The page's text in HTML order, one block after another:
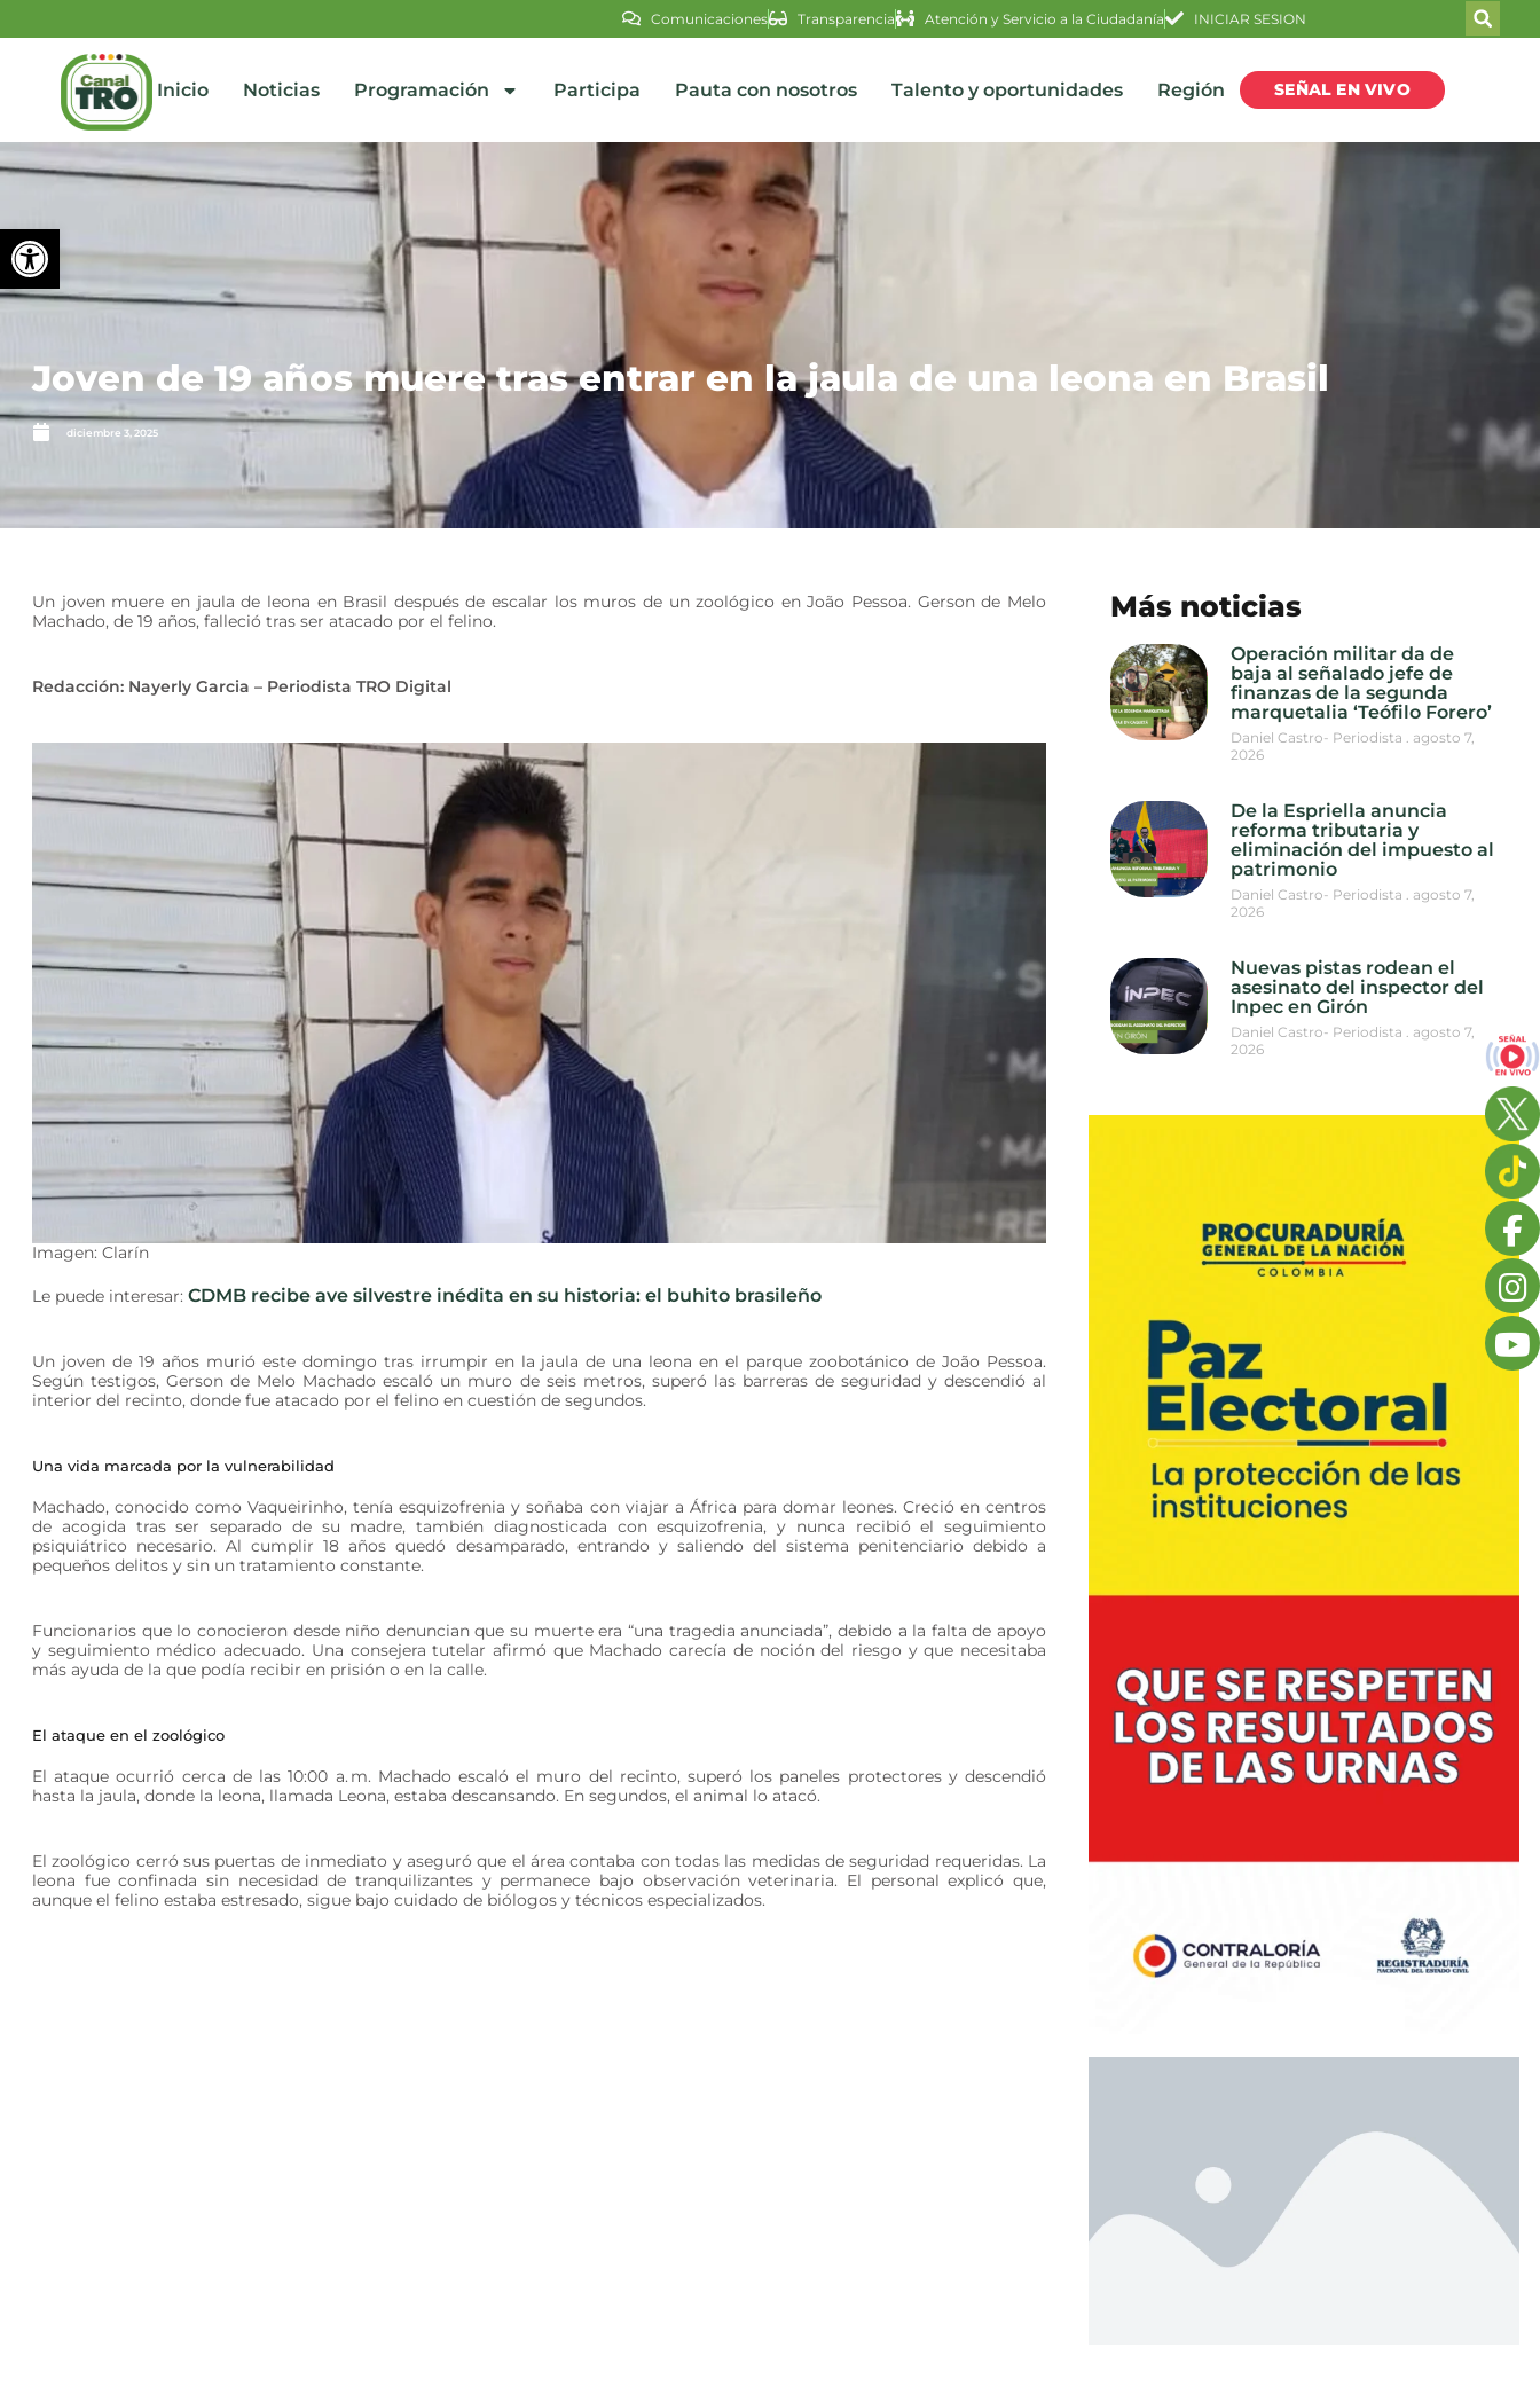
Abrir barra de herramientas
Comunicaciones Transparencia Atención y Servicio a la Ciudadanía INICIAR SESION
Inicio Noticias Programación Participa Pauta con nosotros Talento y oportunidades Región SEÑAL EN VIVO
Joven de 19 años muere tras entrar en la jaula de una leona en Brasil
diciembre 3, 2025
Un joven muere en jaula de leona en Brasil después de escalar los muros de un zoológico en João Pessoa. Gerson de Melo
Machado, de 19 años, falleció tras ser atacado por el felino.
Redacción: Nayerly Garcia – Periodista TRO Digital
Imagen: Clarín
Le puede interesar: CDMB recibe ave silvestre inédita en su historia: el buhito brasileño
Un joven de 19 años murió este domingo tras irrumpir en la jaula de una leona en el parque zoobotánico de João Pessoa.
Según testigos, Gerson de Melo Machado escaló un muro de seis metros, superó las barreras de seguridad y descendió al
interior del recinto, donde fue atacado por el felino en cuestión de segundos.
Una vida marcada por la vulnerabilidad
Machado, conocido como Vaqueirinho, tenía esquizofrenia y soñaba con viajar a África para domar leones. Creció en centros
de acogida tras ser separado de su madre, también diagnosticada con esquizofrenia, y nunca recibió el seguimiento
psiquiátrico necesario. Al cumplir 18 años quedó desamparado, entrando y saliendo del sistema penitenciario debido a
pequeños delitos y sin un tratamiento constante.
Funcionarios que lo conocieron desde niño denuncian que su muerte era “una tragedia anunciada”, debido a la falta de apoyo
y seguimiento médico adecuado. Una consejera tutelar afirmó que Machado carecía de noción del riesgo y que necesitaba
más ayuda de la que podía recibir en prisión o en la calle.
El ataque en el zoológico
El ataque ocurrió cerca de las 10:00 a. m. Machado escaló el muro del recinto, superó los paneles protectores y descendió
hasta la jaula, donde la leona, llamada Leona, estaba descansando. En segundos, el animal lo atacó.
El zoológico cerró sus puertas de inmediato y aseguró que el área contaba con todas las medidas de seguridad requeridas. La
leona fue confinada sin necesidad de tranquilizantes y permanece bajo observación veterinaria. El personal explicó que,
aunque el felino estaba estresado, sigue bajo cuidado de biólogos y técnicos especializados.
Más noticias
Operación militar da de
baja al señalado jefe de
finanzas de la segunda
marquetalia ‘Teófilo Forero’
Daniel Castro- Periodista
agosto 7,
2026
De la Espriella anuncia
reforma tributaria y
eliminación del impuesto al
patrimonio
Daniel Castro- Periodista
agosto 7,
2026
Nuevas pistas rodean el
asesinato del inspector del
Inpec en Girón
Daniel Castro- Periodista
agosto 7,
2026